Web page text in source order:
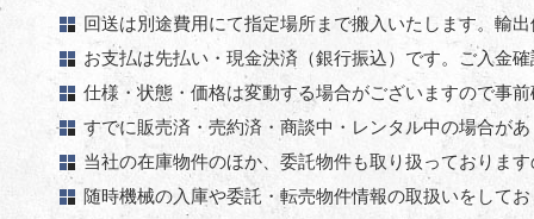
回送は別途費用にて指定場所まで搬入いたします。輸
お支払は先払い・現金決済（銀行振込）です。ご入金
仕様・状態・価格は変動する場合がございますので事
すでに販売済・売約済・商談中・レンタル中の場合が
当社の在庫物件のほか、委託物件も取り扱っておりま
随時機械の入庫や委託・転売物件情報の取扱いをして